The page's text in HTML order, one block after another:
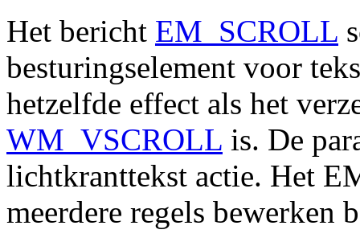
Het bericht EM_SCROLL
besturingselement voor
hetzelfde effect als het
WM_VSCROLL is. De
lichtkranttekst actie. Het
meerdere regels bewerken